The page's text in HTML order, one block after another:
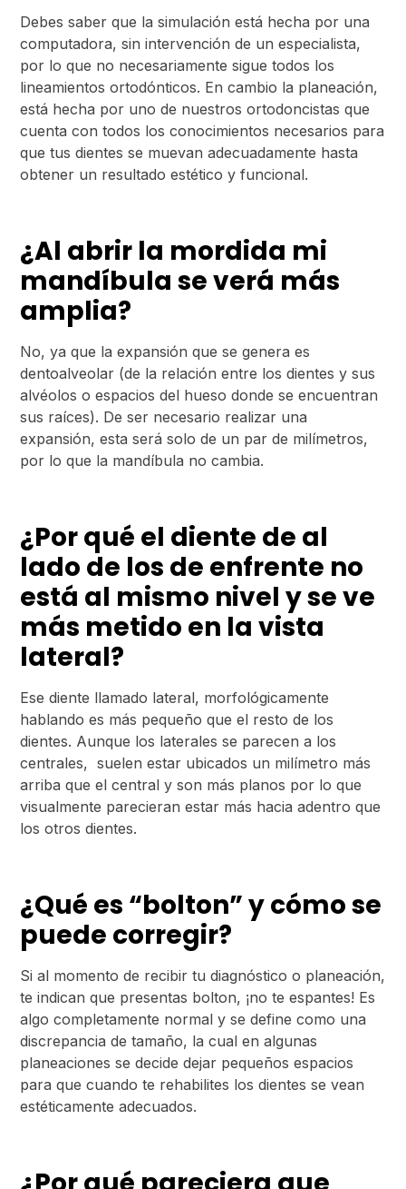
Debes saber que la simulación está hecha por una
computadora, sin intervención de un especialista,
por lo que no necesariamente sigue todos los
lineamientos ortodónticos. En cambio la planeación,
está hecha por uno de nuestros ortodoncistas que
cuenta con todos los conocimientos necesarios para
que tus dientes se muevan adecuadamente hasta
obtener un resultado estético y funcional.
¿Al abrir la mordida mi
mandíbula se verá más
amplia?
No, ya que la expansión que se genera es
dentoalveolar (de la relación entre los dientes y sus
alvéolos o espacios del hueso donde se encuentran
sus raíces). De ser necesario realizar una
expansión, esta será solo de un par de milímetros,
por lo que la mandíbula no cambia.
¿Por qué el diente de al
lado de los de enfrente no
está al mismo nivel y se ve
más metido en la vista
lateral?
Ese diente llamado lateral, morfológicamente
hablando es más pequeño que el resto de los
dientes. Aunque los laterales se parecen a los
centrales, suelen estar ubicados un milímetro más
arriba que el central y son más planos por lo que
visualmente parecieran estar más hacia adentro que
los otros dientes.
¿Qué es “bolton” y cómo se
puede corregir?
Si al momento de recibir tu diagnóstico o planeación,
te indican que presentas bolton, ¡no te espantes! Es
algo completamente normal y se define como una
discrepancia de tamaño, la cual en algunas
planeaciones se decide dejar pequeños espacios
para que cuando te rehabilites los dientes se vean
estéticamente adecuados.